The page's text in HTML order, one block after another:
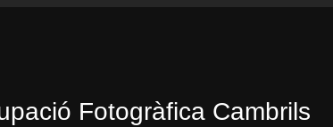
Fotogràfica Cambrils